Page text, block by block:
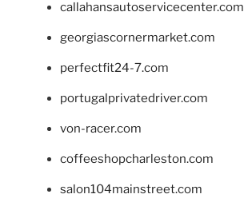
callahansautoservicecenter.com
georgiascornermarket.com
perfectfit24-7.com
portugalprivatedriver.com
von-racer.com
coffeeshopcharleston.com
salon104mainstreet.com